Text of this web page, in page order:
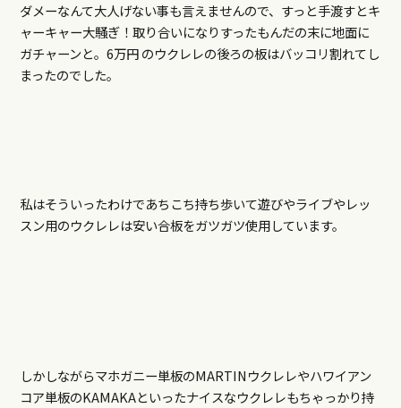
ダメーなんて大人げない事も言えませんので、すっと手渡すとキ
ャーキャー大騒ぎ！取り合いになりすったもんだの末に地面に
ガチャーンと。6万円 のウクレレの後ろの板はバッコリ割れてし
まったのでした。
私はそういったわけであちこち持ち歩いて遊びやライブやレッ
スン用のウクレレは安い合板をガツガツ使用しています。
しかしながらマホガニー単板のMARTINウクレレやハワイアン
コア単板のKAMAKAといったナイスなウクレレもちゃっかり持